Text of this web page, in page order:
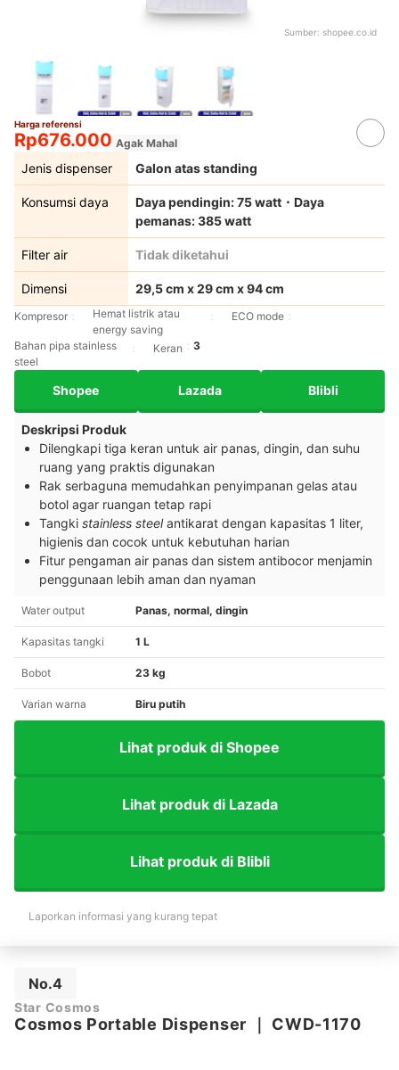
Sumber: shopee.co.id
Harga referensi
Rp676.000 Agak Mahal
Jenis dispenser Galon atas standing
Konsumsi daya
Daya pendingin: 75 watt・Daya
pemanas: 385 watt
Filter air Tidak diketahui
Dimensi 29,5 cm x 29 cm x 94 cm
Kompresor
Hemat listrik atau
energy saving
ECO mode
Bahan pipa stainless
steel
Keran 3
Shopee Lazada Blibli
Deskripsi Produk
Dilengkapi tiga keran untuk air panas, dingin, dan suhu
ruang yang praktis digunakan
Rak serbaguna memudahkan penyimpanan gelas atau
botol agar ruangan tetap rapi
Tangki stainless steelantikarat dengan kapasitas 1 liter,
higienis dan cocok untuk kebutuhan harian
Fitur pengaman air panas dan sistem antibocor menjamin
penggunaan lebih aman dan nyaman
Water output Panas, normal, dingin
Kapasitas tangki 1 L
Bobot 23 kg
Varian warna Biru putih
Lihat produk di Shopee
Lihat produk di Lazada
Lihat produk di Blibli
Laporkan informasi yang kurang tepat
No.4
Star Cosmos
Cosmos Portable Dispenser CWD-1170